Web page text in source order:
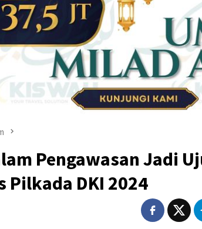
Pengawasan Jadi
Pilkada DKI 2024